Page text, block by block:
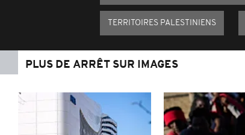
TERRITOIRES PALESTINIENS
PLUS DE ARRÊT SUR IMAGES